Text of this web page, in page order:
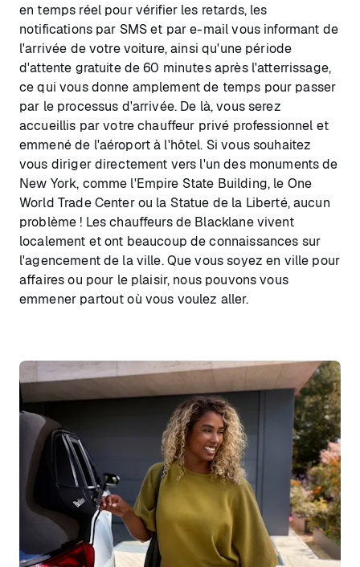
en temps réel pour vérifier les retards, les
notifications par SMS et par e-mail vous informant de
l'arrivée de votre voiture, ainsi qu'une période
d'attente gratuite de 60 minutes après l'atterrissage,
ce qui vous donne amplement de temps pour passer
par le processus d'arrivée. De là, vous serez
accueillis par votre chauffeur privé professionnel et
emmené de l'aéroport à l'hôtel. Si vous souhaitez
vous diriger directement vers l'un des monuments de
New York, comme l'Empire State Building, le One
World Trade Center ou la Statue de la Liberté, aucun
problème ! Les chauffeurs de Blacklane vivent
localement et ont beaucoup de connaissances sur
l'agencement de la ville. Que vous soyez en ville pour
affaires ou pour le plaisir, nous pouvons vous
emmener partout où vous voulez aller.